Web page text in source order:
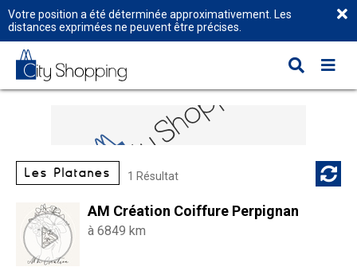
Votre position a été déterminée approximativement. Les
distances exprimées ne peuvent être précises.
Les Platanes 1 Résultat
AM Création Coiffure Perpignan
à 6849 km